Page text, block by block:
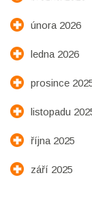
února 2026
ledna 2026
prosince
listopadu
října 2025
září 2025